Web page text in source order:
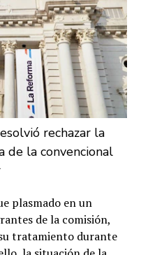
rechazar la
de la convencional
plasmado en un
de la comisión,
tratamiento durante